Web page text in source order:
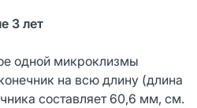
3 лет
одной микроклизмы
на всю длину (длина
составляет 60,6 мм, см.